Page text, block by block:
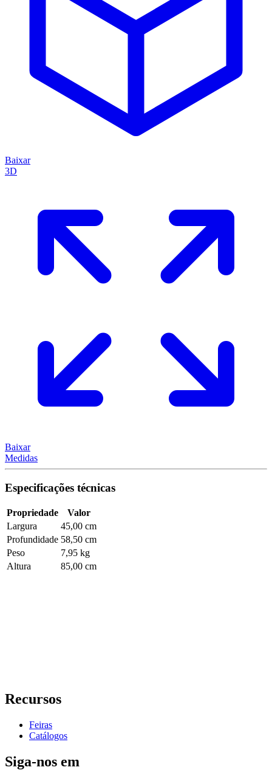
Baixar
3D
Baixar
Medidas
Especificações técnicas
Propriedade
Valor
Largura
45,00 cm
Profundidade 58,50 cm
Peso
7,95 kg
Altura
85,00 cm
Recursos
Feiras
Catálogos
Siga-nos em